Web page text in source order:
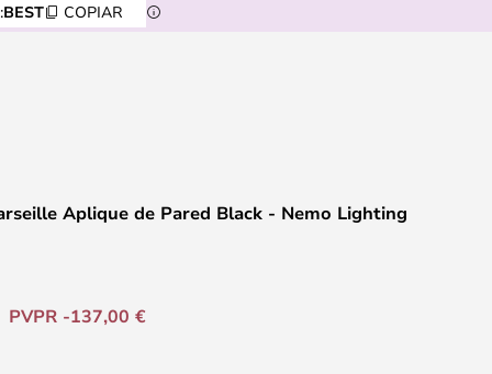
BEST COPIAR
Aplique de Pared Black - Nemo Lighting
PVPR -137,00 €